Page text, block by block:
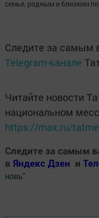
семье, родным и близким
Следите за самым
Telegram-канале
Читайте новости
национальном
https://max.ru/
Следите за самым
в Яндекс Дзен и
новь"